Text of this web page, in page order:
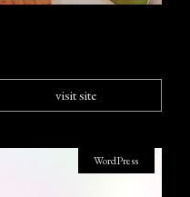
visit site
WordPress